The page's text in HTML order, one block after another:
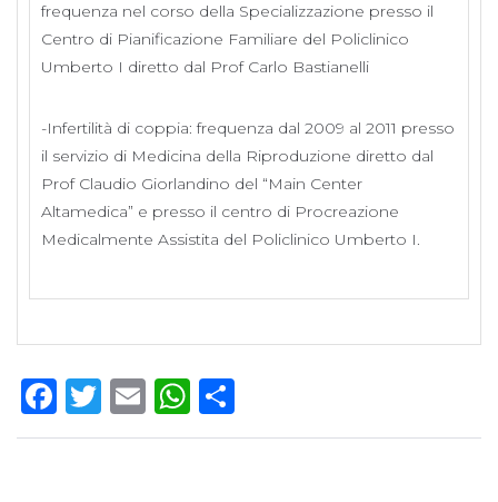
frequenza nel corso della Specializzazione presso il
Centro di Pianificazione Familiare del Policlinico
Umberto I diretto dal Prof Carlo Bastianelli
-Infertilità di coppia: frequenza dal 2009 al 2011 presso
il servizio di Medicina della Riproduzione diretto dal
Prof Claudio Giorlandino del “Main Center
Altamedica”​ e presso il centro di Procreazione
Medicalmente Assistita del Policlinico Umberto I.
Facebook
Twitter
EmailWhatsApp